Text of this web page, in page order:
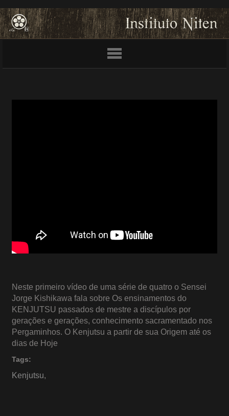
Neste primeiro vídeo de uma série de quatro o Sensei
Jorge Kishikawa fala sobre Os ensinamentos do
KENJUTSU passados de mestre a discípulos por
gerações e gerações, conhecimento sacramentado nos
Pergaminhos. O Kenjutsu a partir de sua Origem até os
dias de Hoje
Tags:
Kenjutsu,